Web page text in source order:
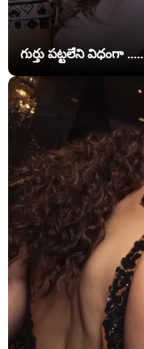
గుర్తు పట్టలేని విధంగా .....